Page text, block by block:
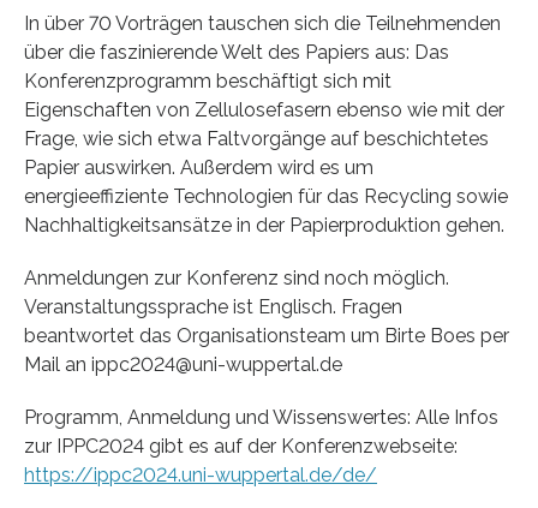
In über 70 Vorträgen tauschen sich die Teilnehmenden
über die faszinierende Welt des Papiers aus: Das
Konferenzprogramm beschäftigt sich mit
Eigenschaften von Zellulosefasern ebenso wie mit der
Frage, wie sich etwa Faltvorgänge auf beschichtetes
Papier auswirken. Außerdem wird es um
energieeffiziente Technologien für das Recycling sowie
Nachhaltigkeitsansätze in der Papierproduktion gehen.​
Anmeldungen zur Konferenz sind noch möglich.
Veranstaltungssprache ist Englisch. Fragen
beantwortet das Organisationsteam um Birte Boes per
Mail an ippc2024@uni-wuppertal.de
Programm, Anmeldung und Wissenswertes: Alle Infos
zur IPPC2024 gibt es auf der Konferenzwebseite:
https://ippc2024.uni-wuppertal.de/de/